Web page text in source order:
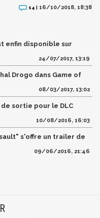
14 | 16/10/2018, 18:38
enfin disponible sur
24/07/2017, 13:19
Drogo dans Game of
08/03/2017, 13:02
sortie pour le DLC
10/08/2016, 16:03
s'offre un trailer de
09/06/2016, 21:46